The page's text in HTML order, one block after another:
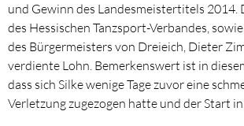
und Gewinn des Landesmeistertitels 2014.
des Hessischen Tanzsport-Verbandes,
des Bürgermeisters von Dreieich, Dieter
verdiente Lohn. Bemerkenswert ist in
dass sich Silke wenige Tage zuvor eine
Verletzung zugezogen hatte und der Start